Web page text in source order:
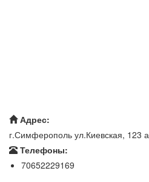
Адрес:
г.Симферополь ул.Киевская, 123 а
Телефоны:
70652229169